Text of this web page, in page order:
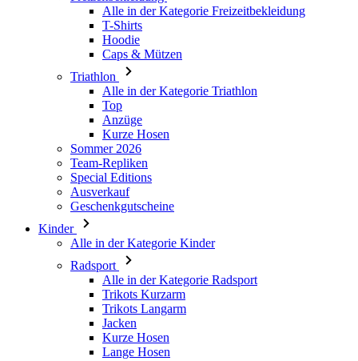
Triathlon
Alle in der Kategorie Triathlon
Top
Anzüge
Kurze Hosen
Sommer 2026
Team-Repliken
Special Editions
Ausverkauf
Geschenkgutscheine
Kinder
Alle in der Kategorie Kinder
Radsport
Alle in der Kategorie Radsport
Trikots Langarm
Jacken
Kurze Hosen
Lange Hosen
Armlinge/Knielinge/Beinlinge
Handschuhe
Sommer 2026
Team-Repliken
Ausverkauf